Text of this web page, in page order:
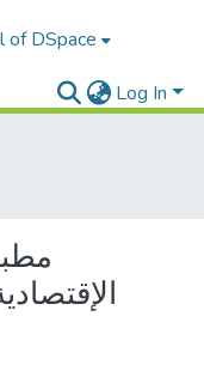
of DSpace
Log In